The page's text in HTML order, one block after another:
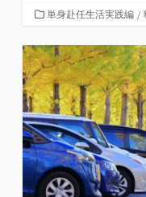
カ
ゴ
リ
ー
単身赴任生活実践編 /